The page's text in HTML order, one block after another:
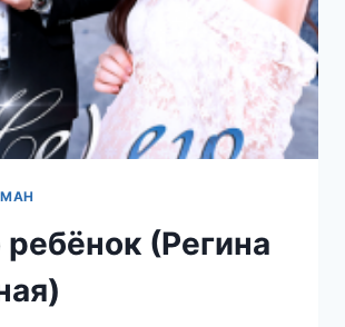
ребёнок (Регина